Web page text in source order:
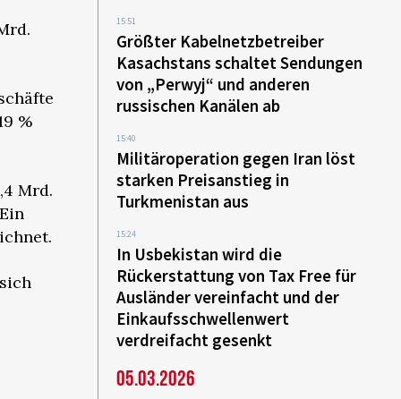
%
Mrd.
15:51
Größter Kabelnetzbetreiber
Kasachstans schaltet Sendungen
von „Perwyj“ und anderen
russischen Kanälen ab
15:40
Militäroperation gegen Iran löst
starken Preisanstieg in
Turkmenistan aus
15:24
In Usbekistan wird die
Rückerstattung von Tax Free für
Ausländer vereinfacht und der
Einkaufsschwellenwert
verdreifacht gesenkt
05.03.2026